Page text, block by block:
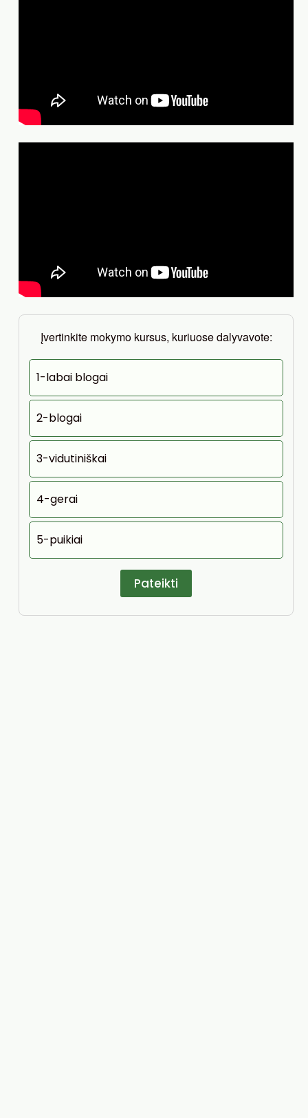
Įvertinkite mokymo kursus, kuriuose dalyvavote:
1-labai blogai
2-blogai
3-vidutiniškai
4-gerai
5-puikiai